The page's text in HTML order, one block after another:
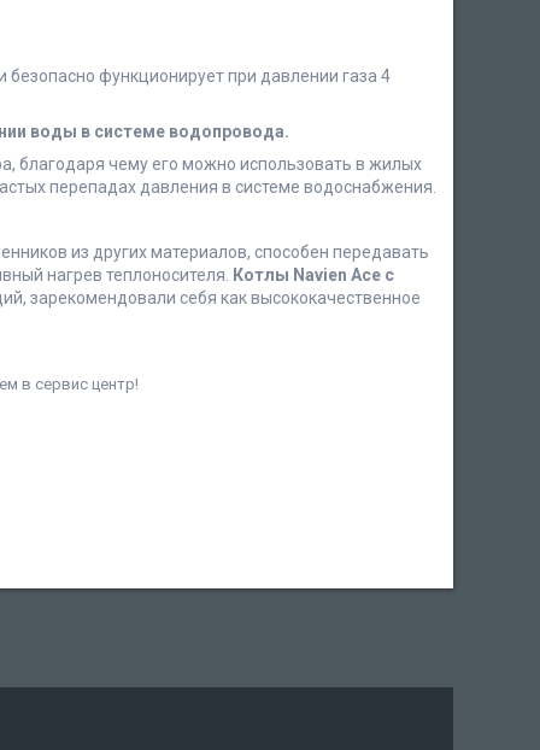
функционирует при давлении газа 4
воды в системе водопровода.
благодаря чему его можно использовать в жилых
перепадах давления в системе водоснабжения.
из других материалов, способен передавать
нагрев теплоносителя.
Котлы Navien Ace с
зарекомендовали себя как высококачественное
в сервис центр!